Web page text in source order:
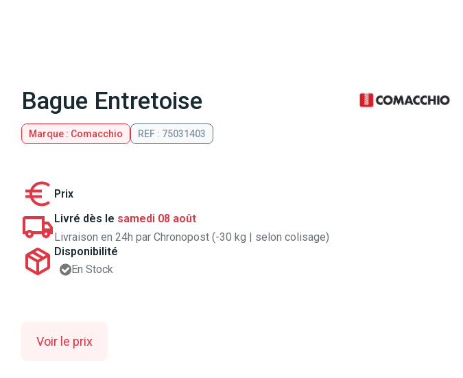
Bague Entretoise
Marque : Comacchio REF : 75031403
Prix
Livré dès le samedi 08 août
Livraison en 24h par Chronopost (-30 kg | selon colisage)
Disponibilité
En Stock
Voir le prix